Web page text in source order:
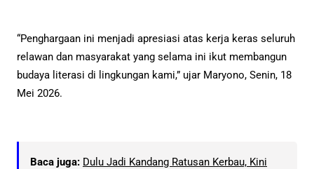
“Penghargaan ini menjadi apresiasi atas kerja keras seluruh
relawan dan masyarakat yang selama ini ikut membangun
budaya literasi di lingkungan kami,” ujar Maryono, Senin, 18
Mei 2026.
Baca juga: Dulu Jadi Kandang Ratusan Kerbau, Kini